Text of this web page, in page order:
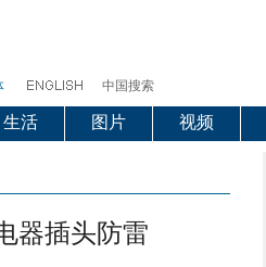
中国搜索
生活 图片 视频
器插头防雷